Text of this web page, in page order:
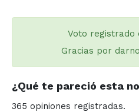
Voto registrado
Gracias por
¿Qué te pareció esta
365 opiniones registradas.